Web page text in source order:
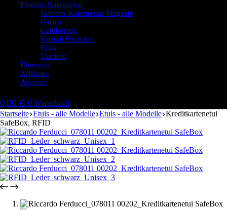
Produkt-Kategorien
Safebox Kartenetuis Magsafe
Gastro
Geldbörsen
Kristall Produkte
Etuis
Taschen
Über uns
Affiliates
Account
0,00 € 0 Warenkorb
Startseite Etuis - alle Modelle Etuis - alle Modelle Kreditkartenetui
SafeBox, RFID